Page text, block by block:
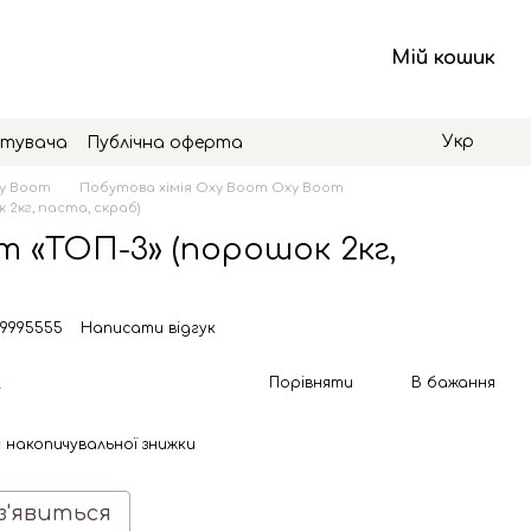
Мій кошик
Публічна оферта Укр
Boom
Побутова хімія Oxy Boom Oxy Boom
2кг, паста, скраб)
«ТОП-3» (порошок 2кг,
Написати відгук
Порівняти В бажання
знижки